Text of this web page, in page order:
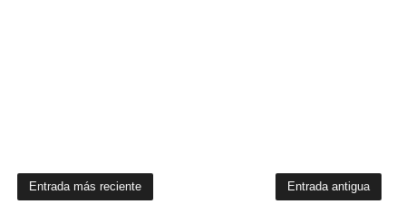
Entrada más reciente Entrada antigua